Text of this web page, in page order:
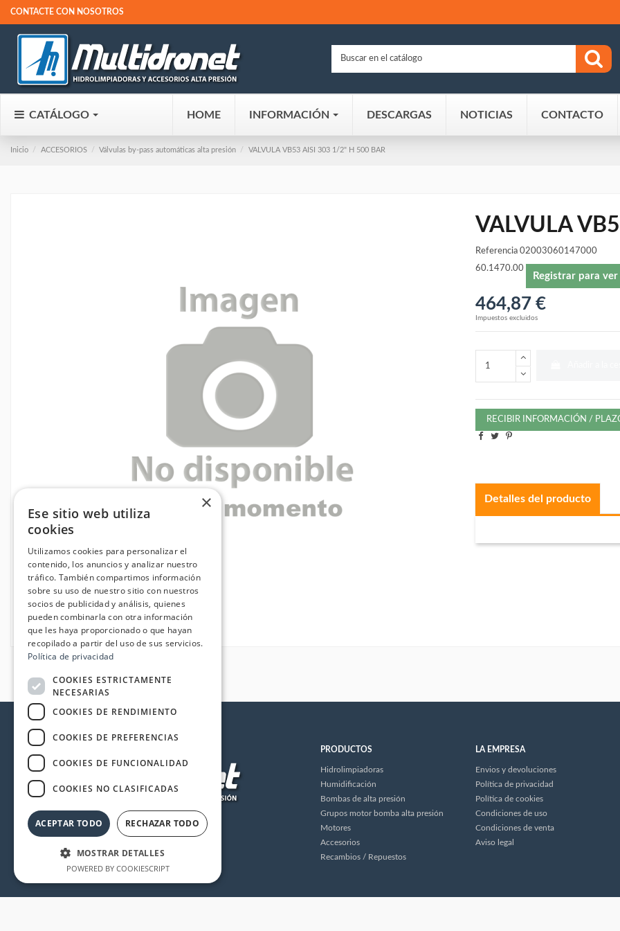
CONTACTE CON NOSOTROS
CATÁLOGO HOME INFORMACIÓN DESCARGAS NOTICIAS CONTACTO
Inicio ACCESORIOS Válvulas by-pass automáticas alta presión VALVULA VB53 AISI 303 1/2" H 500 BAR
VALVULA
Referencia 02003060147000
60.1470.00
Registrar para
464,87 €
Impuestos excluidos
RECIBIR INFORMACIÓN /
Detalles del producto
PRODUCTOS
Hidrolimpiadoras
Humidificación
Bombas de alta presión
Grupos motor bomba alta presión
Motores
Accesorios
Recambios / Repuestos
LA EMPRESA
Envios y devoluciones
Política de privacidad
Política de cookies
Condiciones de uso
Condiciones de venta
Aviso legal
×
Ese sitio web utiliza
cookies
Utilizamos cookies para personalizar el
contenido, los anuncios y analizar nuestro
tráfico. También compartimos información
sobre su uso de nuestro sitio con nuestros
socios de publicidad y análisis, quienes
pueden combinarla con otra información
que les haya proporcionado o que hayan
recopilado a partir del uso de sus servicios.
Política de privacidad
COOKIES ESTRICTAMENTE
NECESARIAS
COOKIES DE RENDIMIENTO
COOKIES DE PREFERENCIAS
COOKIES DE FUNCIONALIDAD
COOKIES NO CLASIFICADAS
ACEPTAR TODO RECHAZAR TODO
MOSTRAR DETALLES
POWERED BY COOKIESCRIPT